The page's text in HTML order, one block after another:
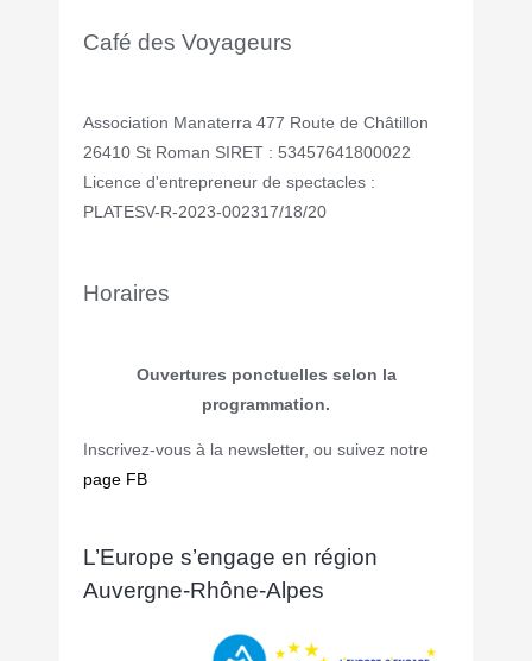
Café des Voyageurs
Association Manaterra 477 Route de Châtillon
26410 St Roman SIRET : 53457641800022
Licence d'entrepreneur de spectacles :
PLATESV-R-2023-002317/18/20
Horaires
Ouvertures ponctuelles selon la
programmation.
Inscrivez-vous à la newsletter, ou suivez notre
page FB
L’Europe s’engage en région
Auvergne-Rhône-Alpes